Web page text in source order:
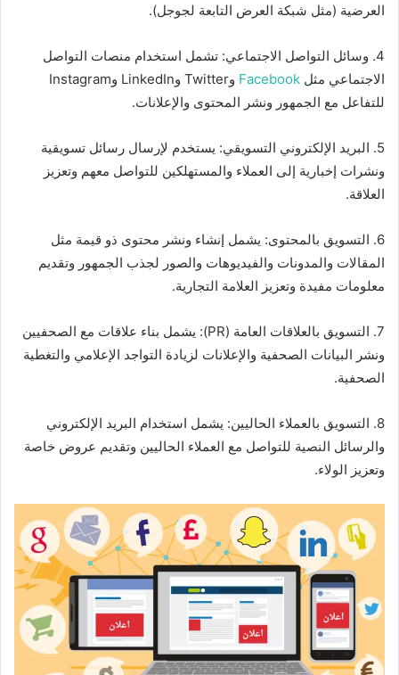
العرضية (مثل شبكة العرض التابعة لجوجل).
4. وسائل التواصل الاجتماعي: تشمل استخدام منصات التواصل
الاجتماعي مثل Facebook
وTwitter وLinkedIn وInstagram
للتفاعل مع الجمهور ونشر المحتوى والإعلانات.
5. البريد الإلكتروني التسويقي: يستخدم لإرسال رسائل تسويقية
ونشرات إخبارية إلى العملاء والمستهلكين للتواصل معهم وتعزيز
العلاقة.
6. التسويق بالمحتوى: يشمل إنشاء ونشر محتوى ذو قيمة مثل
المقالات والمدونات والفيديوهات والصور لجذب الجمهور وتقديم
معلومات مفيدة وتعزيز العلامة التجارية.
7. التسويق بالعلاقات العامة (PR): يشمل بناء علاقات مع الصحفيين
ونشر البيانات الصحفية والإعلانات لزيادة التواجد الإعلامي والتغطية
الصحفية.
8. التسويق بالعملاء الحاليين: يشمل استخدام البريد الإلكتروني
والرسائل النصية للتواصل مع العملاء الحاليين وتقديم عروض خاصة
وتعزيز الولاء.